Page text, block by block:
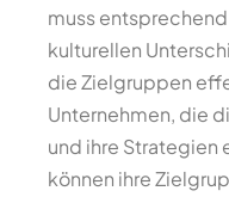
muss
kulturellen
die Zielgruppen
Unternehmen, die
und ihre Strategien
können ihre